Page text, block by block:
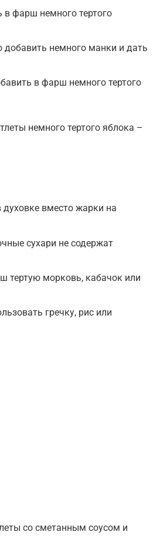
фарш немного тертого
немного манки и дать
в фарш немного тертого
немного тертого яблока –
духовке вместо жарки на
сухари не содержат
тертую морковь, кабачок или
гречку, рис или
со сметанным соусом и